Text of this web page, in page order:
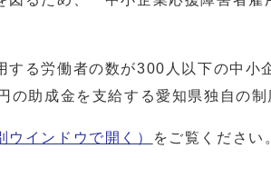
る労働者の数が300人以下の中小
助成金を支給する愛知県独自の制
ウインドウで開く） をご覧ください